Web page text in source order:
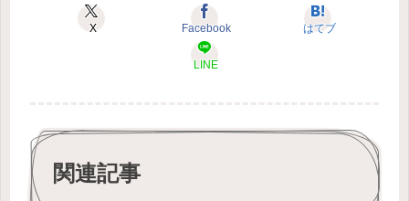
X Facebook はてブ
LINE
関連記事